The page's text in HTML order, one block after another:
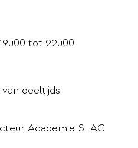
tot 22u00
deeltijds
Academie SLAC